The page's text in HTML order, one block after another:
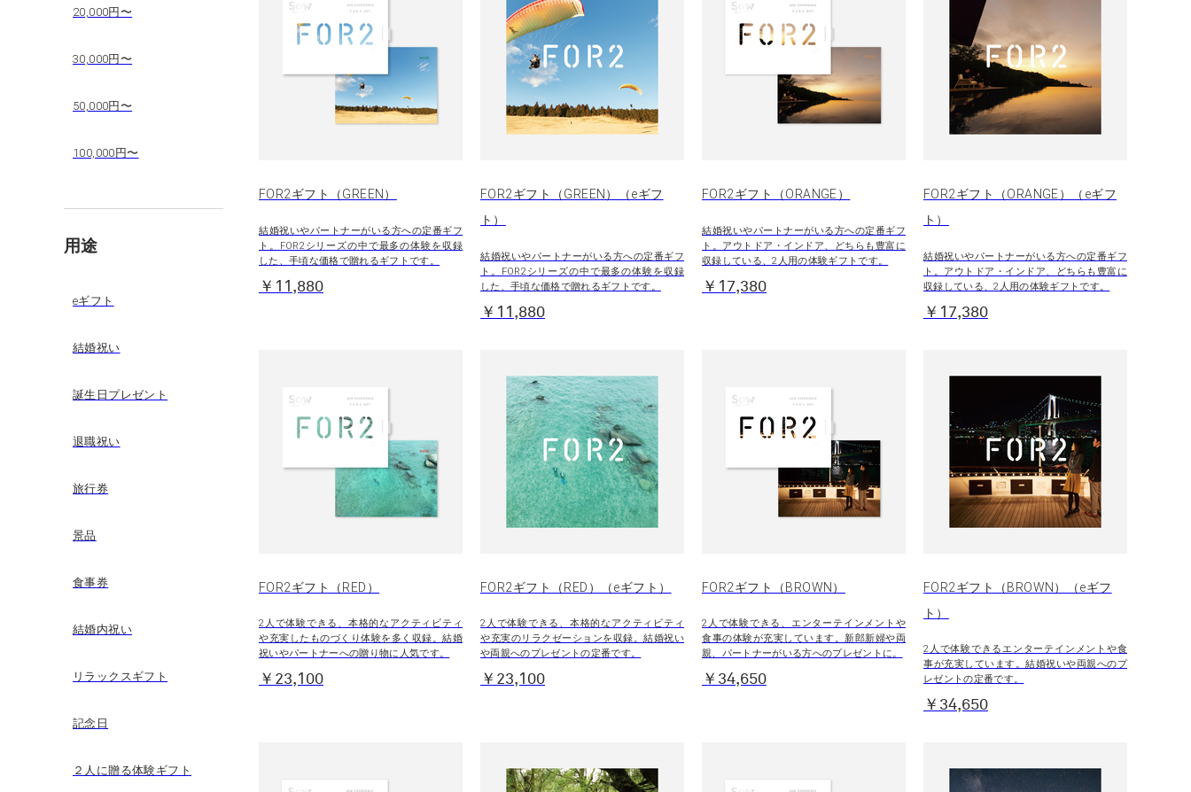
20,000円〜
30,000円〜
50,000円〜
100,000円〜
用途
eギフト
結婚祝い
誕生日プレゼント
退職祝い
旅行券
景品
食事券
結婚内祝い
リラックスギフト
記念日
２人に贈る体験ギフト
FOR2ギフト（GREEN）
結婚祝いやパートナーがいる方への定番ギフ
ト。FOR2シリーズの中で最多の体験を収録
した、手頃な価格で贈れるギフトです。
￥11,880
FOR2ギフト（GREEN）（eギフ
ト）
結婚祝いやパートナーがいる方への定番ギフ
ト。FOR2シリーズの中で最多の体験を収録
した、手頃な価格で贈れるギフトです。
￥11,880
FOR2ギフト（ORANGE）
結婚祝いやパートナーがいる方への定番ギフ
ト。アウトドア・インドア、どちらも豊富に
収録している、2人用の体験ギフトです。
￥17,380
FOR2ギフト（ORANGE）（eギフ
ト）
結婚祝いやパートナーがいる方への定番ギフ
ト。アウトドア・インドア、どちらも豊富に
収録している、2人用の体験ギフトです。
￥17,380
FOR2ギフト（RED）
2人で体験できる、本格的なアクティビティ
や充実したものづくり体験を多く収録。結婚
祝いやパートナーへの贈り物に人気です。
￥23,100
FOR2ギフト（RED）（eギフト）
2人で体験できる、本格的なアクティビティ
や充実のリラクゼーションを収録。結婚祝い
や両親へのプレゼントの定番です。
￥23,100
FOR2ギフト（BROWN）
2人で体験できる、エンターテインメントや
食事の体験が充実しています。新郎新婦や両
親、パートナーがいる方へのプレゼントに。
￥34,650
FOR2ギフト（BROWN）（eギフ
ト）
2人で体験できるエンターテインメントや食
事が充実しています。結婚祝いや両親へのプ
レゼントの定番です。
￥34,650